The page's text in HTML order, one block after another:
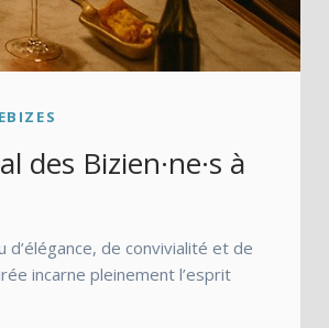
des Bizien·ne·s à
d’élégance, de convivialité et de
incarne pleinement l’esprit